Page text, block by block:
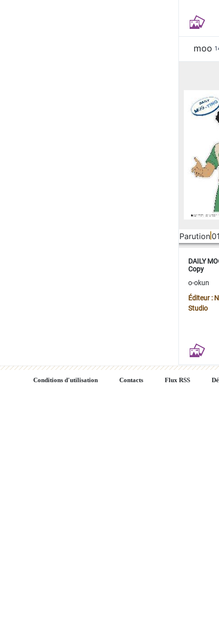
moo
Parution
DAILY
Copy
o-okun
Éditeur :
Studio
Conditions d'utilisation Contacts Flux RSS